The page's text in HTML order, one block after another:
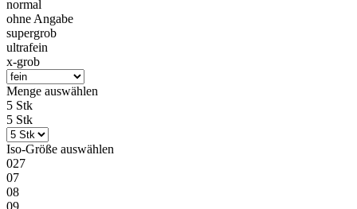
normal
ohne Angabe
supergrob
ultrafein
x-grob
Menge auswählen
5 Stk
5 Stk
Iso-Größe auswählen
027
07
08
09